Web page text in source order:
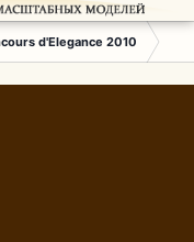
d'Elegance 2010